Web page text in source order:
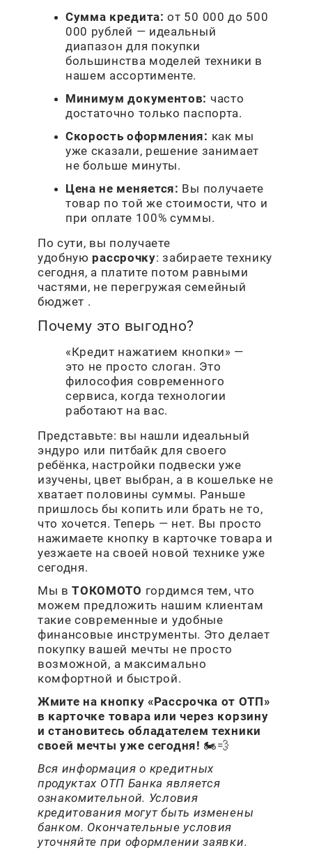
Сумма кредита: от 50 000 до 500
000 рублей — идеальный
диапазон для покупки
большинства моделей техники в
нашем ассортименте.
Минимум документов: часто
достаточно только паспорта.
Скорость оформления: как мы
уже сказали, решение занимает
не больше минуты.
Цена не меняется: Вы получаете
товар по той же стоимости, что и
при оплате 100% суммы.
По сути, вы получаете
удобную рассрочку: забираете технику
сегодня, а платите потом равными
частями, не перегружая семейный
бюджет .
Почему это выгодно?
«Кредит нажатием кнопки» —
это не просто слоган. Это
философия современного
сервиса, когда технологии
работают на вас.
Представьте: вы нашли идеальный
эндуро или питбайк для своего
ребёнка, настройки подвески уже
изучены, цвет выбран, а в кошельке не
хватает половины суммы. Раньше
пришлось бы копить или брать не то,
что хочется. Теперь — нет. Вы просто
нажимаете кнопку в карточке товара и
уезжаете на своей новой технике уже
сегодня.
Мы вТОКОМОТО гордимся тем, что
можем предложить нашим клиентам
такие современные и удобные
финансовые инструменты. Это делает
покупку вашей мечты не просто
возможной, а максимально
комфортной и быстрой.
Жмите на кнопку «Рассрочка от ОТП»
в карточке товара или через корзину
и становитесь обладателем техники
своей мечты уже сегодня! 🏍💨
Вся информация о кредитных
продуктах ОТП Банка является
ознакомительной. Условия
кредитования могут быть изменены
банком. Окончательные условия
уточняйте при оформлении заявки.